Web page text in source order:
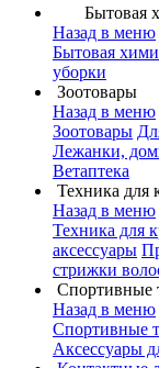
Бытовая
Назад в меню
Бытовая
уборки
Зоотовары
Назад в меню
Зоотовары
Лежанки,
Ветаптека
Техника для
Назад в меню
Техника для
аксессуары
стрижки
Спортивные
Назад в меню
Спортивные
Аксессуары